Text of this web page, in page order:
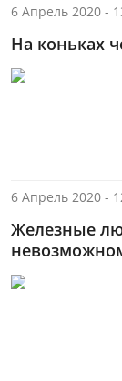
6 Апрель 2020 -
На коньках
6 Апрель 2020 -
Железные